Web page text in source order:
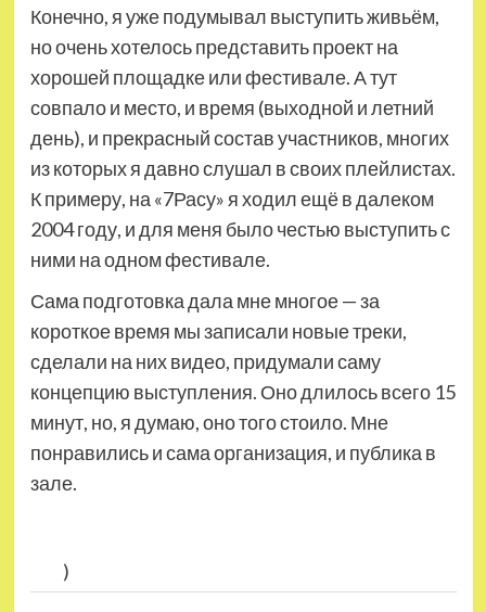
Конечно, я уже подумывал выступить живьём,
но очень хотелось представить проект на
хорошей площадке или фестивале. А тут
совпало и место, и время (выходной и летний
день), и прекрасный состав участников, многих
из которых я давно слушал в своих плейлистах.
К примеру, на «7Расу» я ходил ещё в далеком
2004 году, и для меня было честью выступить с
ними на одном фестивале.
Сама подготовка дала мне многое — за
короткое время мы записали новые треки,
сделали на них видео, придумали саму
концепцию выступления. Оно длилось всего 15
минут, но, я думаю, оно того стоило. Мне
понравились и сама организация, и публика в
зале.
)